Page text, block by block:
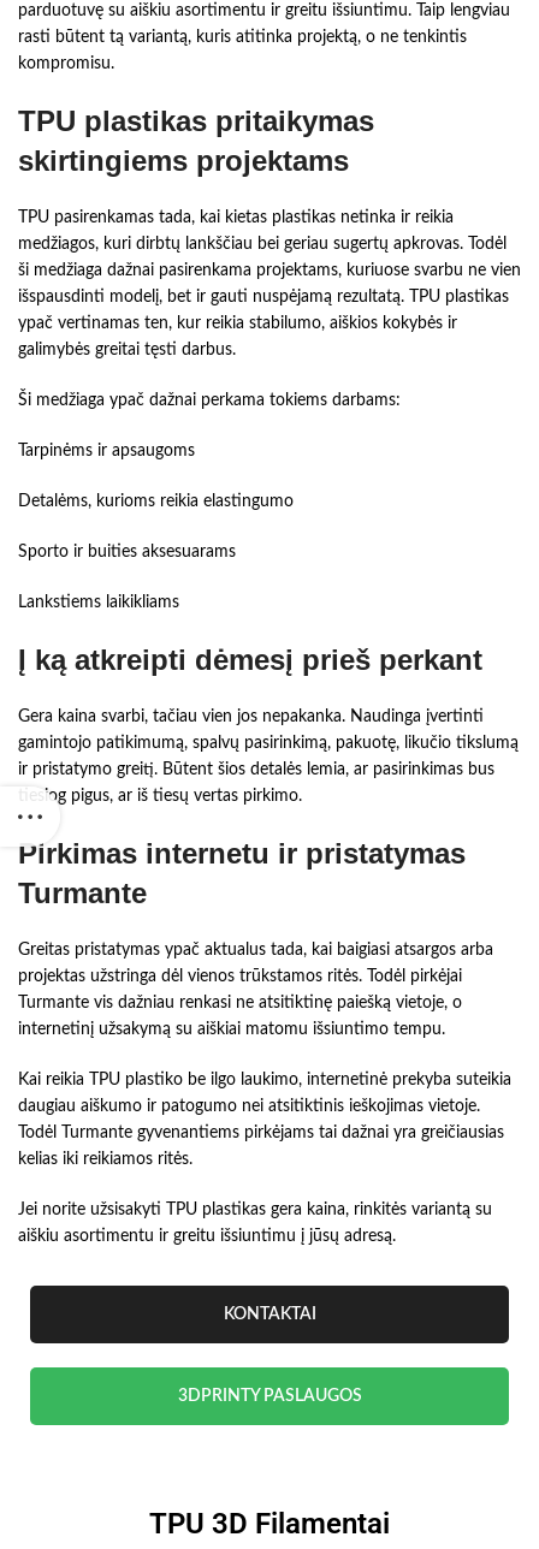
parduotuvę su aiškiu asortimentu ir greitu išsiuntimu. Taip lengviau
rasti būtent tą variantą, kuris atitinka projektą, o ne tenkintis
kompromisu.
TPU plastikas pritaikymas
skirtingiems projektams
TPU pasirenkamas tada, kai kietas plastikas netinka ir reikia
medžiagos, kuri dirbtų lankščiau bei geriau sugertų apkrovas. Todėl
ši medžiaga dažnai pasirenkama projektams, kuriuose svarbu ne vien
išspausdinti modelį, bet ir gauti nuspėjamą rezultatą. TPU plastikas
ypač vertinamas ten, kur reikia stabilumo, aiškios kokybės ir
galimybės greitai tęsti darbus.
Ši medžiaga ypač dažnai perkama tokiems darbams:
Tarpinėms ir apsaugoms
Detalėms, kurioms reikia elastingumo
Sporto ir buities aksesuarams
Lankstiems laikikliams
Į ką atkreipti dėmesį prieš perkant
Gera kaina svarbi, tačiau vien jos nepakanka. Naudinga įvertinti
gamintojo patikimumą, spalvų pasirinkimą, pakuotę, likučio tikslumą
ir pristatymo greitį. Būtent šios detalės lemia, ar pasirinkimas bus
tiesiog pigus, ar iš tiesų vertas pirkimo.
Pirkimas internetu ir pristatymas
Turmante
Greitas pristatymas ypač aktualus tada, kai baigiasi atsargos arba
projektas užstringa dėl vienos trūkstamos ritės. Todėl pirkėjai
Turmante vis dažniau renkasi ne atsitiktinę paiešką vietoje, o
internetinį užsakymą su aiškiai matomu išsiuntimo tempu.
Kai reikia TPU plastiko be ilgo laukimo, internetinė prekyba suteikia
daugiau aiškumo ir patogumo nei atsitiktinis ieškojimas vietoje.
Todėl Turmante gyvenantiems pirkėjams tai dažnai yra greičiausias
kelias iki reikiamos ritės.
Jei norite užsisakyti TPU plastikas gera kaina, rinkitės variantą su
aiškiu asortimentu ir greitu išsiuntimu į jūsų adresą.
KONTAKTAI
3DPRINTY PASLAUGOS
TPU 3D Filamentai